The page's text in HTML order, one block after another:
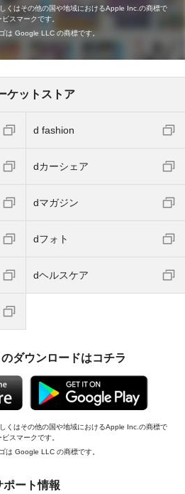
くはその他の国や地域におけるApple Inc.の商標で
スマークです。
Google LLC の商標です。
ケットストア
d fashion
dカーシェア
dマガジン
dフォト
dヘルスケア
ダウンロードはコチラ
くはその他の国や地域におけるApple Inc.の商標で
スマークです。
Google LLC の商標です。
ポート情報